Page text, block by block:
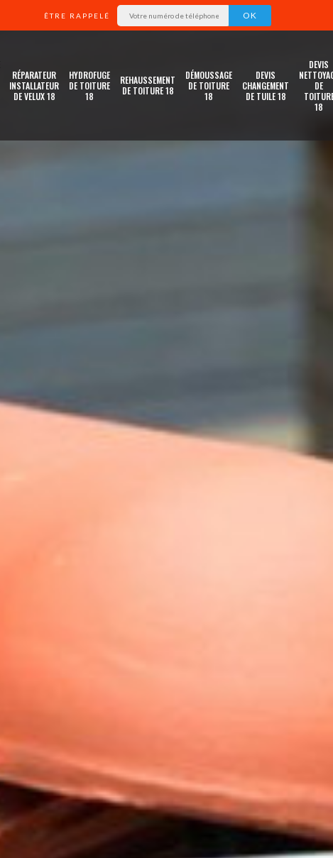
ÊTRE RAPPELÉ
RÉPARATEUR
INSTALLATEUR
DE VELUX 18
HYDROFUGE
DE TOITURE
18
REHAUSSEMENT
DE TOITURE 18
DÉMOUSSAGE
DE TOITURE
18
DEVIS
CHANGEMENT
DE TUILE 18
DEVIS
DE
18